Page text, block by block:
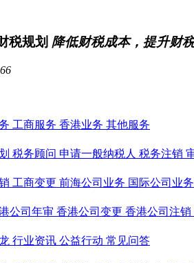
税规划 降低财税成本，提升财
工商服务 香港业务 其他服务
税务顾问 申请一般纳税人 税务注销
工商变更 前海公司业务 国际公司业
公司年审 香港公司变更 香港公司注销
行业资讯 公益行动 常见问答